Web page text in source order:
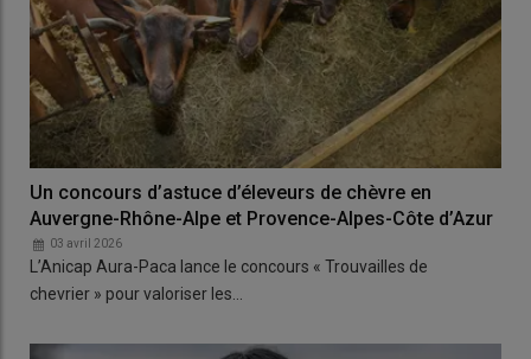
Un concours d’astuce d’éleveurs de chèvre en
Auvergne-Rhône-Alpe et Provence-Alpes-Côte d’Azur
03 avril 2026
L’Anicap Aura-Paca lance le concours « Trouvailles de
chevrier » pour valoriser les…